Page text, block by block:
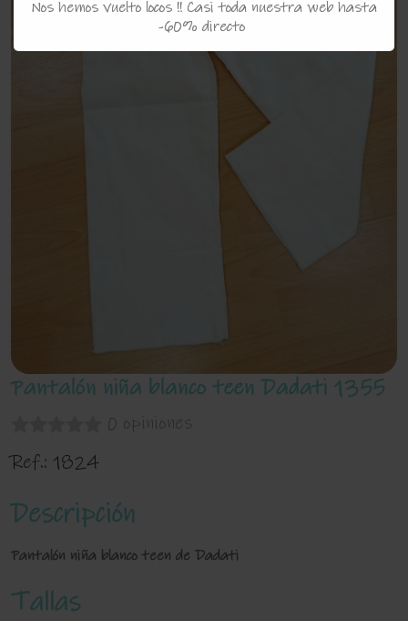
Pantalón niña blanco teen Dadati 1355
0 opiniones
Ref.: 1824
Descripción
Pantalón niña blanco teen de Dadati
Tallas
Nos hemos vuelto locos !! Casi toda nuestra web hasta
-60% directo